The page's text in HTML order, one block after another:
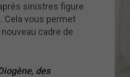
sinistres figure
Cela vous permet
cadre de
des